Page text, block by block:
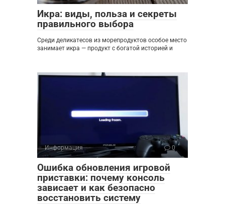
Икра: виды, польза и секреты
правильного выбора
Среди деликатесов из морепродуктов особое место
занимает икра — продукт с богатой историей и
Информация 0
Ошибка обновления игровой
приставки: почему консоль
зависает и как безопасно
восстановить систему